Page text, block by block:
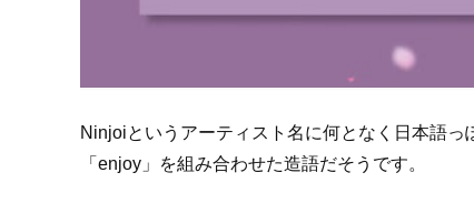
Ninjoiというアーティスト名に何となく日本語
「enjoy」を組み合わせた造語だそうです。